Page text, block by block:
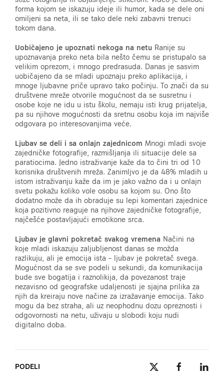
forma kojom se iskazuju ideje ili humor, kada se dele oni
omiljeni sa neta, ili se tako dele neki zabavni trenuci
tokom dana.
Uobičajeno je upoznati nekoga na netu Ranije su
upoznavanja preko neta bila nešto čemu se pristupalo sa
velikim oprezom, i mnogo predrasuda. Danas je sasvim
uobičajeno da se mladi upoznaju preko aplikacija, i
mnoge ljubavne priče upravo tako počinju. To znači da su
društvene mreže otvorile mogućnost da se susretnu i
osobe koje ne idu u istu školu, nemaju isti krug prijatelja,
pa su njihove mogućnosti da sretnu osobu koja im najviše
odgovara po interesovanjima veće.
Ljubav se deli i sa onlajn zajednicom Mnogi mladi svoje
zajedničke fotografije, razmišljanja ili situacije dele sa
paratiocima. Jedno istraživanje kaže da to čini tri od 10
korisnika društvenih mreža. Zanimljvo je da 48% mladih u
istom istraživanju kaže da im je jako važno da i u onlajn
svetu pokažu koliko vole osobu sa kojom su. Ono što
dodatno može da ih obraduje su lepi komentari zajednice
koja pozitivno reaguje na njihove zajedničke fotografije,
najčešće postavljajući emotikone srca.
Ljubav je glavni pokretač svakog vremena Načini na
koje mladi iskazuju zaljubljenost danas se možda
razlikuju, ali je emocija ista – ljubav je pokretač svega.
Mogućnost da se sve podeli u sekundi, da komunikacija
bude sve bogatija i raznolikija, da povezanost traje
nezavisno od geografske udaljenosti je sjajna prilika za
njih da kreiraju nove načine za izražavanje emocija. Tako
mogu da bez straha, ali uz neophodnu dozu opreznosti i
odgovornosti na netu, uživaju u slobodi koju nudi
digitalno doba.
PODELI